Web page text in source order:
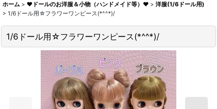
ホーム > ♥ドールのお洋服＆小物（ハンドメイド等）♥ > 洋服(1/6ドール用)
> 1/6ドール用☆フラワーワンピース(*^^*)/
1/6ドール用☆フラワーワンピース(*^^*)/